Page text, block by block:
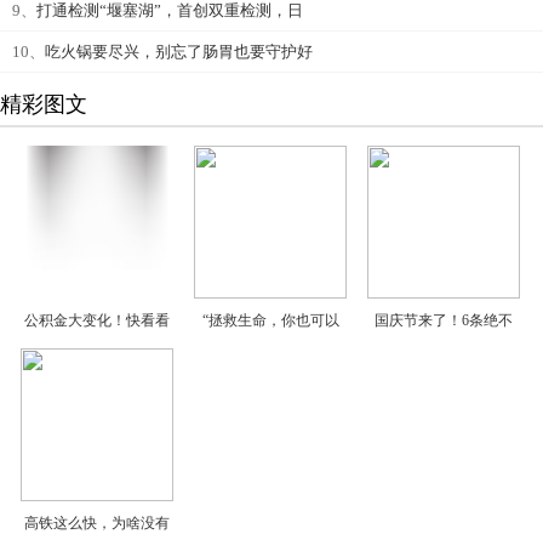
9、 打通检测“堰塞湖”，首创双重检测，日
10、 吃火锅要尽兴，别忘了肠胃也要守护好
精彩图文
公积金大变化！快看看 “拯救生命，你也可以 国庆节来了！6条绝不
高铁这么快，为啥没有